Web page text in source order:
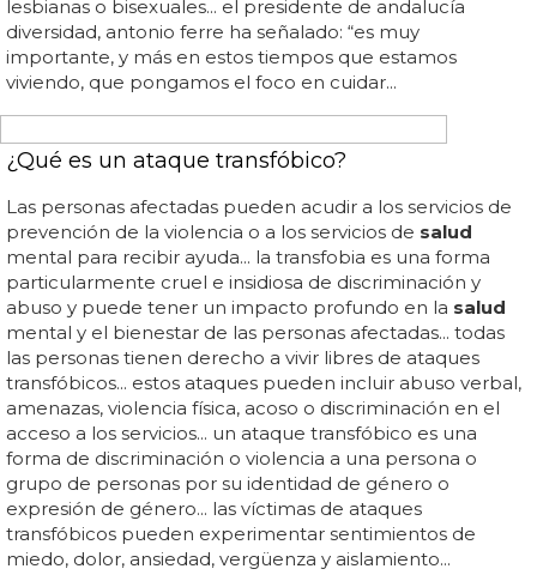
LANZAN UNA GUÍA DE SALUD SEXUAL PARA MUJERES LESBIANAS Y
BISEXUALES
Aquí podéis consultar la guía desaludsexual para
mujeres lesbianas y bisexuales... la asociación andalucía
diversidad ha creado la increíble iniciativa de publicar una
guía de saludsexual para mujeres lesbianas y bisexuales
con motivo del día internacional de acción sobre lasalud
de las mujeres 2020... lasaludsexual siempre debe ser
una prioridad en nuestras vidas, por eso hay que aplaudir
iniciativas como esta... dentro de la guía, se pone gran
énfasis en la saludsexual y sexualidad de las mujeres, ya
lesbianas o bisexuales... el presidente de andalucía
diversidad, antonio ferre ha señalado: “es muy
importante, y más en estos tiempos que estamos
viviendo, que pongamos el foco en cuidar...